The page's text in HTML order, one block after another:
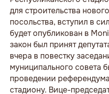
для строительства
посольства, вступил в
будет опубликован в
закон был принят
вчера в повестку
муниципального совета
проведении
стадиону. Вице-